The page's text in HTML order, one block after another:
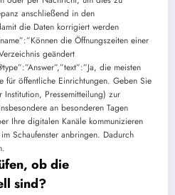
anschließend in den
die Daten korrigiert werden
die Öffnungszeiten einer
geändert
die meisten
für öffentliche Einrichtungen. Geben Sie
Pressemitteilung) zur
Insbesondere an besonderen Tagen
Ihre digitalen Kanäle kommunizieren
Schaufenster anbringen. Dadurch
ob die
sind?